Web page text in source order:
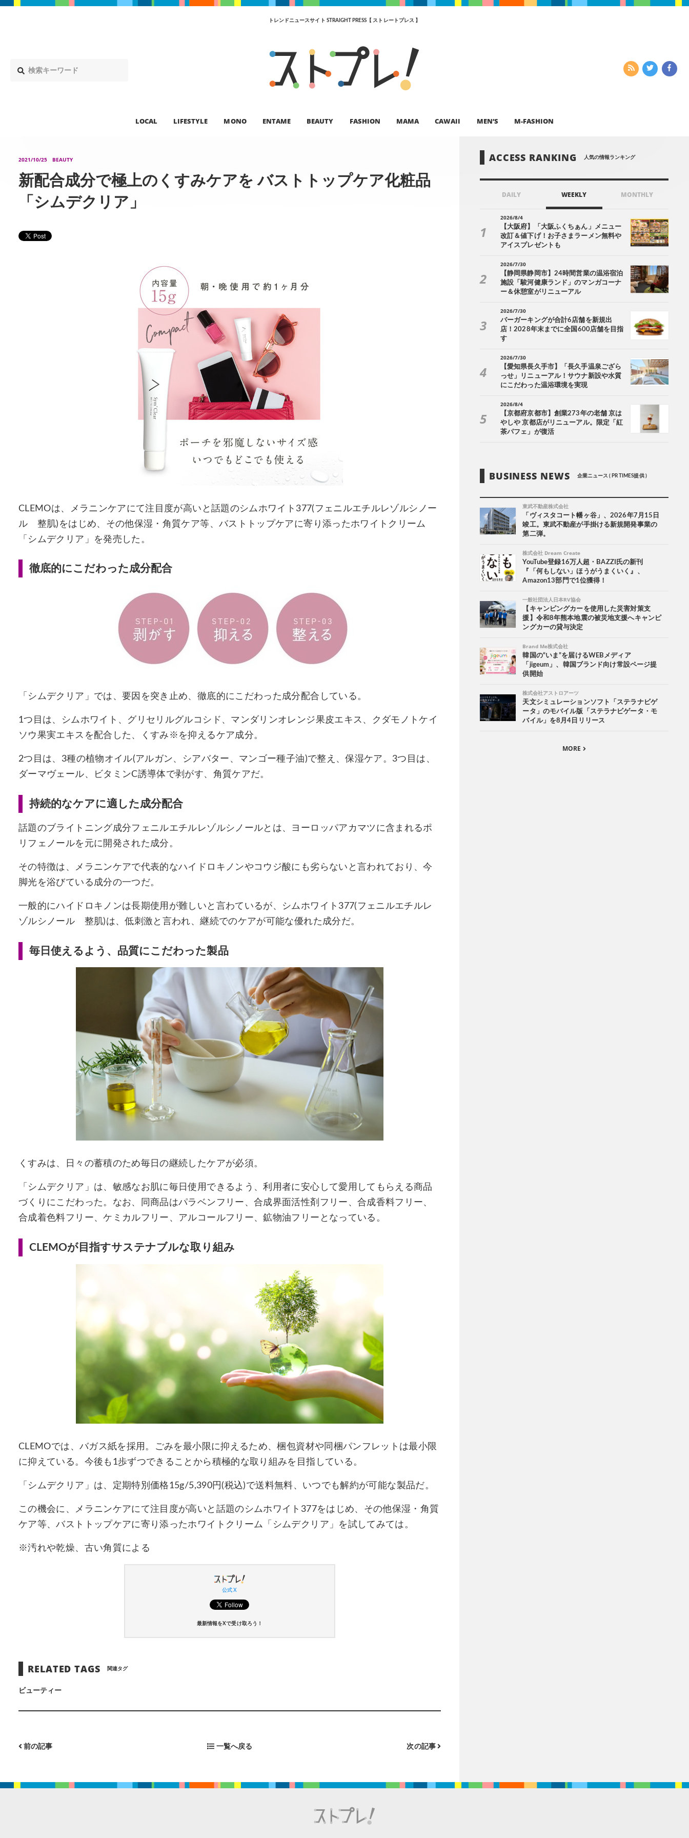
トレンドニュースサイト STRAIGHT PRESS【 ストレートプレス 】
LOCAL LIFESTYLE MONO ENTAME BEAUTY FASHION MAMA CAWAII MEN’S M-FASHION
2021/10/25 BEAUTY
新配合成分で極上のくすみケアを バストトップケア化粧品
「シムデクリア」
CLEMOは、メラニンケアにて注目度が高いと話題のシムホワイト377(フェニルエチルレゾルシノー
ル 整肌)をはじめ、その他保湿・角質ケア等、バストトップケアに寄り添ったホワイトクリーム
「シムデクリア」を発売した。
徹底的にこだわった成分配合
「シムデクリア」では、要因を突き止め、徹底的にこだわった成分配合している。
1つ目は、シムホワイト、グリセリルグルコシド、マンダリンオレンジ果皮エキス、クダモノトケイ
ソウ果実エキスを配合した、くすみ※を抑えるケア成分。
2つ目は、3種の植物オイル(アルガン、シアバター、マンゴー種子油)で整え、保湿ケア。3つ目は、
ダーマヴェール、ビタミンC誘導体で剥がす、角質ケアだ。
持続的なケアに適した成分配合
話題のブライトニング成分フェニルエチルレゾルシノールとは、ヨーロッパアカマツに含まれるポ
リフェノールを元に開発された成分。
その特徴は、メラニンケアで代表的なハイドロキノンやコウジ酸にも劣らないと言われており、今
脚光を浴びている成分の一つだ。
一般的にハイドロキノンは長期使用が難しいと言わているが、シムホワイト377(フェニルエチルレ
ゾルシノール 整肌)は、低刺激と言われ、継続でのケアが可能な優れた成分だ。
毎日使えるよう、品質にこだわった製品
くすみは、日々の蓄積のため毎日の継続したケアが必須。
「シムデクリア」は、敏感なお肌に毎日使用できるよう、利用者に安心して愛用してもらえる商品
づくりにこだわった。なお、同商品はパラベンフリー、合成界面活性剤フリー、合成香料フリー、
合成着色料フリー、ケミカルフリー、アルコールフリー、鉱物油フリーとなっている。
CLEMOが目指すサステナブルな取り組み
CLEMOでは、バガス紙を採用。ごみを最小限に抑えるため、梱包資材や同梱パンフレットは最小限
に抑えている。今後も1歩ずつできることから積極的な取り組みを目指している。
「シムデクリア」は、定期特別価格15g/5,390円(税込)で送料無料、いつでも解約が可能な製品だ。
この機会に、メラニンケアにて注目度が高いと話題のシムホワイト377をはじめ、その他保湿・角質
ケア等、バストトップケアに寄り添ったホワイトクリーム「シムデクリア」を試してみては。
※汚れや乾燥、古い角質による
公式 X
最新情報をXで受け取ろう！
RELATED TAGS 関連タグ
ビューティー
前の記事 一覧へ戻る 次の記事
ACCESS RANKING 人気の情報ランキング
DAILY WEEKLY MONTHLY
2026/8/4
【大阪府】「大阪ふくちぁん」メニュー
改訂＆値下げ！お子さまラーメン無料や
アイスプレゼントも
2026/7/30
【静岡県静岡市】24時間営業の温浴宿泊
施設「駿河健康ランド」のマンガコーナ
ー＆休憩室がリニューアル
2026/7/30
バーガーキングが合計6店舗を新規出
店！2028年末までに全国600店舗を目指
す
2026/7/30
【愛知県長久手市】「長久手温泉ござら
っせ」リニューアル！サウナ新設や水質
にこだわった温浴環境を実現
2026/8/4
【京都府京都市】創業273年の老舗 京は
やしや 京都店がリニューアル。限定「紅
茶パフェ」が復活
BUSINESS NEWS 企業ニュース ( PR TIMES提供 )
東武不動産株式会社
「ヴィスタコート幡ヶ谷」、2026年7月15日
竣工。東武不動産が手掛ける新規開発事業の
第二弾。
株式会社 Dream Create
YouTube登録16万人超・BAZZI氏の新刊
『「何もしない」ほうがうまくいく』、
Amazon13部門で1位獲得！
一般社団法人日本RV協会
【キャンピングカーを使用した災害対策支
援】令和8年熊本地震の被災地支援へキャンピ
ングカーの貸与決定
Brand Me株式会社
韓国の“いま”を届けるWEBメディア
「jigeum」、韓国ブランド向け常設ページ提
供開始
株式会社アストロアーツ
天文シミュレーションソフト「ステラナビゲ
ータ」のモバイル版「ステラナビゲータ・モ
バイル」を8月4日リリース
MORE